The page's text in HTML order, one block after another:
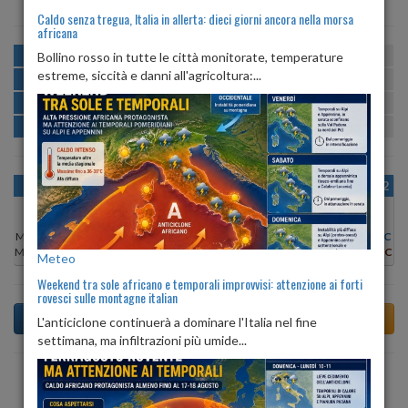
MATTINA min:21º max:29º U:57%
POMERIGGIO min:29º max:32º
SERA min: 26º max:31º U:81%-83%
NOTTE min:21º max:24º U:85%
OGGI
Min:
31°C
Max:31°C
VEN 07
Min:
26°C
Max:27°C
SAB 08
Min:25°C
Max:26°C
DOM 09
Min:28°C
Max:29°C
LUN 10
Min:
30°C
Max:31°C
MAR 11
Min:31°C
Max:32°C
MER 12
Min:
29°C
Max:32°C
Previsioni del Tempo a Ala tra 6 giorni
Caldo senza tregua, Italia in allerta: dieci giorni ancora nella morsa
africana
Bollino rosso in tutte le città monitorate, temperature
estreme, siccità e danni all'agricoltura:...
Meteo
Weekend tra sole africano e temporali improvvisi: attenzione ai forti
rovesci sulle montagne italian
L'anticiclone continuerà a dominare l'Italia nel fine
settimana, ma infiltrazioni più umide...